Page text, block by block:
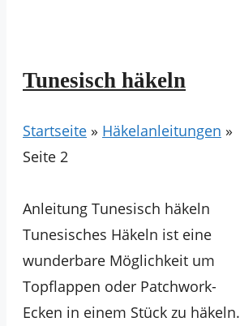
Tunesisch häkeln
Startseite » Häkelanleitungen »
Seite 2
Anleitung Tunesisch häkeln
Tunesisches Häkeln ist eine
wunderbare Möglichkeit um
Topflappen oder Patchwork-
Ecken in einem Stück zu häkeln.